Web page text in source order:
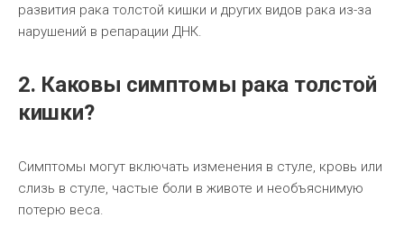
развития рака толстой кишки и других видов рака из-за
нарушений в репарации ДНК.
2. Каковы симптомы рака толстой
кишки?
Симптомы могут включать изменения в стуле, кровь или
слизь в стуле, частые боли в животе и необъяснимую
потерю веса.